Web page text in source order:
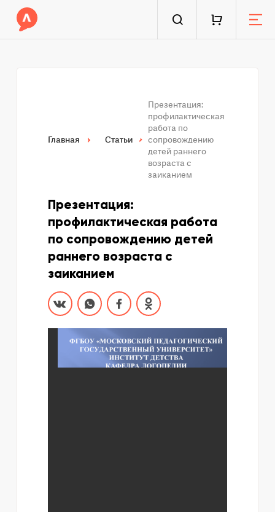
Главная Статьи
Презентация:
профилактическая
работа по
сопровождению
детей раннего
возраста с
заиканием
Презентация:
профилактическая работа
по сопровождению детей
раннего возраста с
заиканием